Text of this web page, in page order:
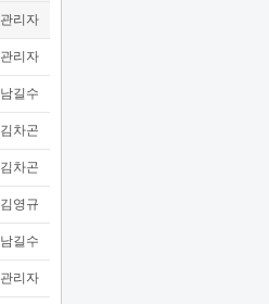
관리자
관리자
남길수
김차곤
김차곤
김영규
남길수
관리자